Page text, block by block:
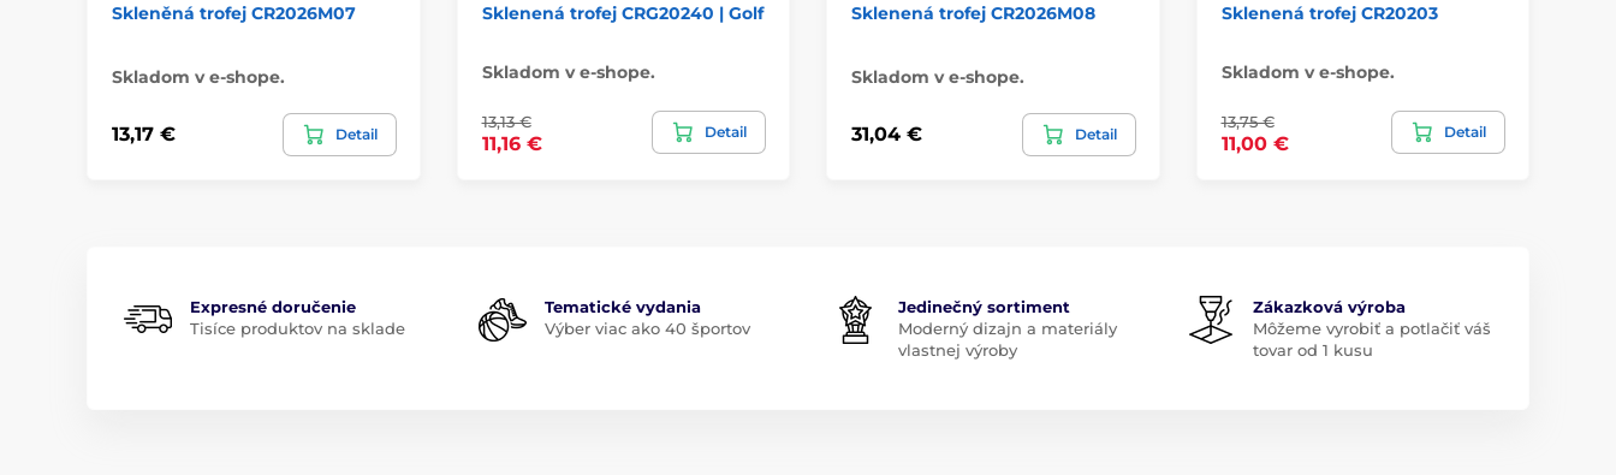
Skleněná trofej CR2026M07
Skladom v e-shope.
13,17 € Detail
Sklenená trofej CRG20240 | Golf
Skladom v e-shope.
13,13 €
11,16 €
Detail
Sklenená trofej CR2026M08
Skladom v e-shope.
31,04 € Detail
Sklenená trofej CR20203
Skladom v e-shope.
13,75 €
11,00 €
Detail
Expresné doručenie
Tisíce produktov na sklade
Tematické vydania
Výber viac ako 40 športov
Jedinečný sortiment
Moderný dizajn a materiály
vlastnej výroby
Zákazková výroba
Môžeme vyrobiť a potlačiť váš
tovar od 1 kusu